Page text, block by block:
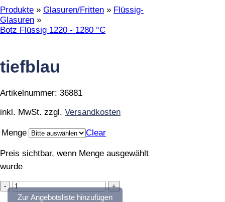
Produkte » Glasuren/Fritten » Flüssig-
Glasuren »
Botz Flüssig 1220 - 1280 °C
tiefblau
Artikelnummer: 36881
inkl. MwSt. zzgl. Versandkosten
Menge Clear
Preis sichtbar, wenn Menge ausgewählt
wurde
tiefblau
quantityZur Angebotsliste hinzufügen